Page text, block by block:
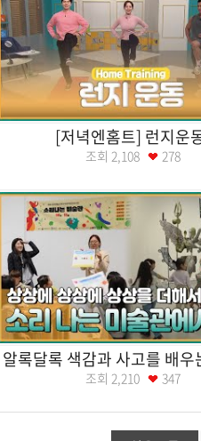
[저녁엔홈트] 런지운
조회 2,108 278
알록달록 색감과 사고를 배우
조회 2,210 347